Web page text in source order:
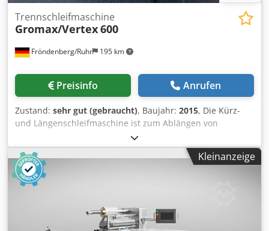
Fröndenberg/Ruhr 195 km
Trennschleifmaschine
Gromax/Vertex600
Preisinfo Anrufen
Zustand: sehr gut (gebraucht), Baujahr: 2015, Die Kürz-
und Längenschleifmaschine ist zum Ablängen von
Auswerferstiften, Kernstiften, Hülsen, Schneidstempeln
und anderen stabförmigen Teilen. Die gewünschte
Einbaulänge wird durch präzises Längenschleifen im
gleichen Arbeitsgang erreicht. Unkompliziertes Einstellen
und einfache Handhabung ermöglichen ein schnelles
Ø 1 bis ca. 25 mm und Längen bis 600 mm. Dkodpfx Aszrp
Tbodwer Die robuste Ausführung garantieren eine
Kleinanzeige